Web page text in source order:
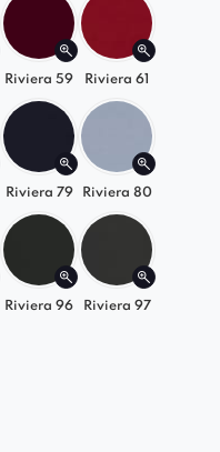
Riviera 59 Riviera 61
Riviera 79 Riviera 80
Riviera 96 Riviera 97